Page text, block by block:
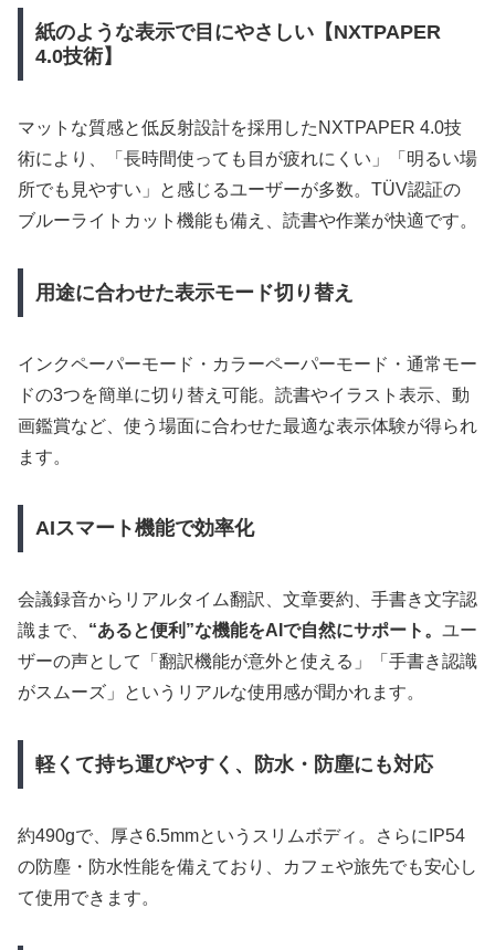
紙のような表示で目にやさしい【NXTPAPER
4.0技術】
マットな質感と低反射設計を採用したNXTPAPER 4.0技
術により、「長時間使っても目が疲れにくい」「明るい場
所でも見やすい」と感じるユーザーが多数。TÜV認証の
ブルーライトカット機能も備え、読書や作業が快適です。
用途に合わせた表示モード切り替え
インクペーパーモード・カラーペーパーモード・通常モー
ドの3つを簡単に切り替え可能。読書やイラスト表示、動
画鑑賞など、使う場面に合わせた最適な表示体験が得られ
ます。
AIスマート機能で効率化
会議録音からリアルタイム翻訳、文章要約、手書き文字認
識まで、 “あると便利”な機能をAIで自然にサポート。 ユー
ザーの声として「翻訳機能が意外と使える」「手書き認識
がスムーズ」というリアルな使用感が聞かれます。
軽くて持ち運びやすく、防水・防塵にも対応
約490gで、厚さ6.5mmというスリムボディ。さらにIP54
の防塵・防水性能を備えており、カフェや旅先でも安心し
て使用できます。